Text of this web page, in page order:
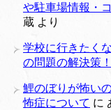
や駐車場情報・
蔵 より
学校に行きたく
の問題の解決策！
鯉のぼりが怖い
怖症について に